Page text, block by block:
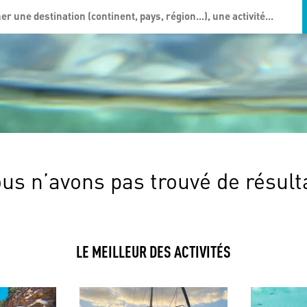
n’avons pas trouvé de
LE MEILLEUR DES ACTIVITÉS